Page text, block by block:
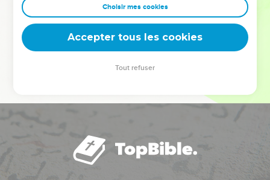
clés pour avancer avec plus de sagesse afin que leurs erreurs
deviennent vos tremplins. Que vous guidiez un ministère, une
équipe, un groupe ou une famille, leur expérience est faite
Choisir mes cookies
Accepter tous les cookies
Tout refuser